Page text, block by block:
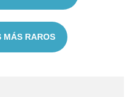
MÁS RAROS